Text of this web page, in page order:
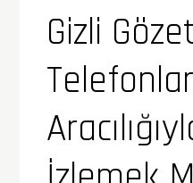
Gizli
Telefonlar